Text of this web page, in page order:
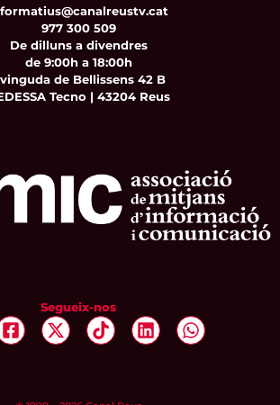
977 300 509
De dilluns a divendres
de 9:00h a 18:00h
de Bellissens 42 B
Tecno | 43204 Reus
Segueix-nos